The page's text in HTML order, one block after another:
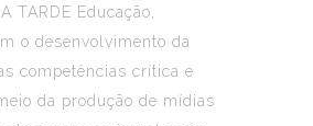
TARDE Educação,
o desenvolvimento da
competências crítica e
da produção de mídias